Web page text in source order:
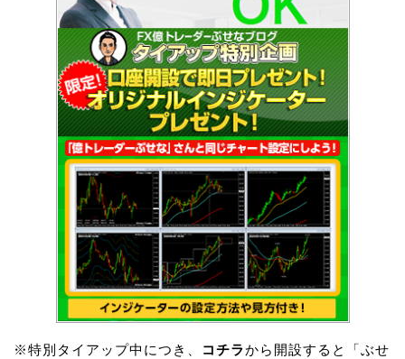
※特別タイアップ中につき、 コチラから開設すると「ぶせ